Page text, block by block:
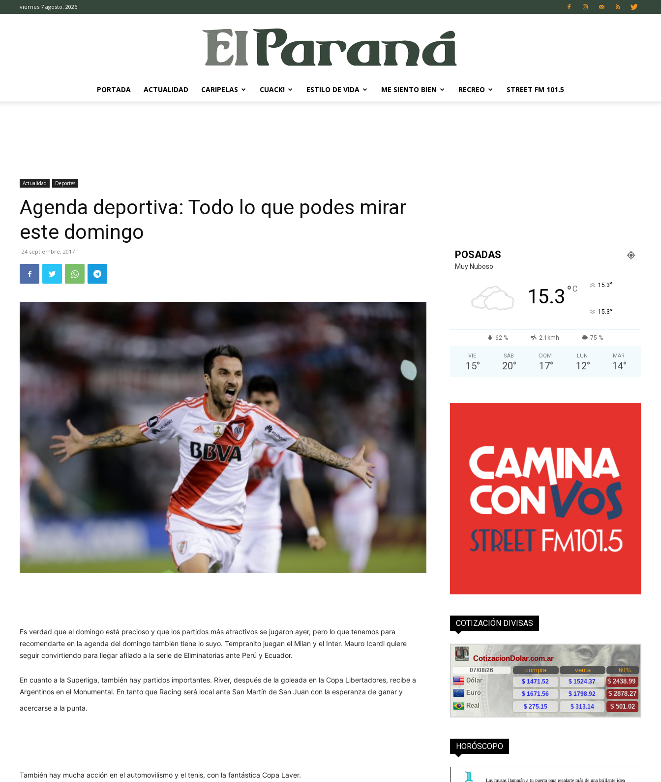
viernes 7 agosto, 2026
PORTADA ACTUALIDAD CARIPELAS CUACK! ESTILO DE VIDA ME SIENTO BIEN RECREO STREET FM 101.5
Actualidad Deportes
Agenda deportiva: Todo lo que podes mirar
este domingo
24 septiembre, 2017
Es verdad que el domingo está precioso y que los partidos más atractivos se jugaron ayer, pero lo que tenemos para
recomendarte en la agenda del domingo también tiene lo suyo. Tempranito juegan el Milan y el Inter. Mauro Icardi quiere
seguir convirtiendo para llegar afilado a la serie de Eliminatorias ante Perú y Ecuador.
En cuanto a la Superliga, también hay partidos importantes. River, después de la goleada en la Copa Libertadores, recibe a
Argentinos en el Monumental. En tanto que Racing será local ante San Martín de San Juan con la esperanza de ganar y
acercarse a la punta.
También hay mucha acción en el automovilismo y el tenis, con la fantástica Copa Laver.
POSADAS
Muy Nuboso
15.3 °C 15.3°
15.3°
62 % 2.1kmh 75 %
VIE
15°
SÁB
20°
DOM
17°
LUN
12°
MAR
14°
COTIZACIÓN DIVISAS
HORÓSCOPO